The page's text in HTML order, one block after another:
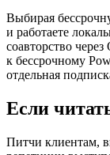
Выбирая
и работаете
соавторство
к бессрочному
отдельная
Если
Питчи клиентам,